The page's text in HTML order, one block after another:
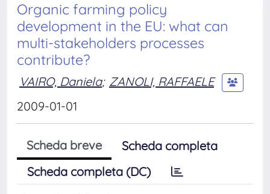
Organic farming policy
development in the EU: what can
multi-stakeholders processes
contribute?
VAIRO, Daniela; ZANOLI, RAFFAELE
2009-01-01
Scheda breve
Scheda completa
Scheda completa (DC)